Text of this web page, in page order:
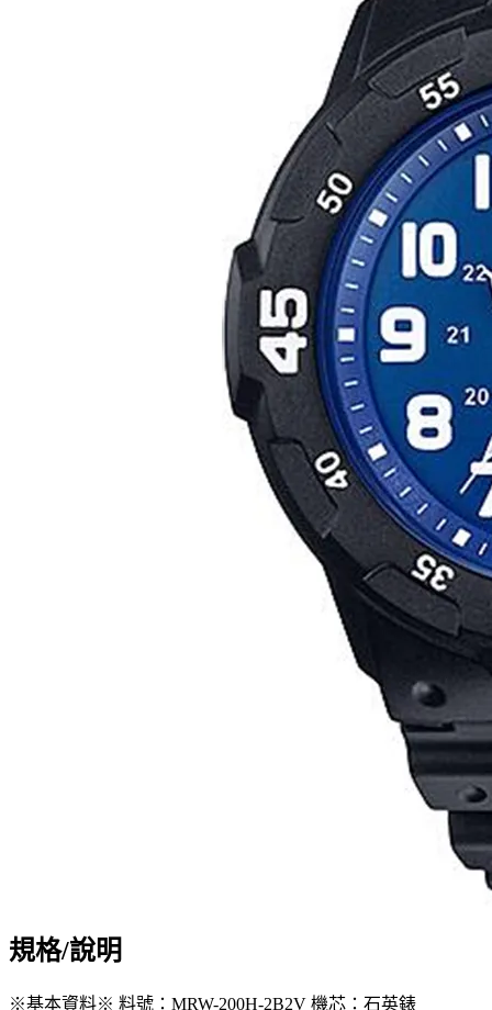
規格/說明
※基本資料※ 料號：MRW-200H-2B2V 機芯：石英錶